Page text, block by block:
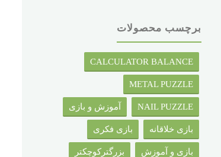
برچسب محصولات
CALCULATOR BALANCE
METAL PUZZLE
NAIL PUZZLE آموزش و بازی
بازی خلاقانه بازی فکری
بازی و آموزش بزرگترکوچکتر